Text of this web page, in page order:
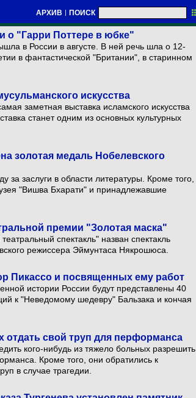
АРХИВ | ПОИСК
о "Гарри Поттере в юбке"
в России в августе. В ней речь шла о 12-
в фантастической "Британии", в старинном
искусства
заметная выставка исламского искусства
станет одним из основных культурных
золотая медаль Нобелевского
за заслуги в области литературы. Кроме того,
"Вишва Бхарати" и принадлежавшие
премии "Золотая маска"
спектакль" назван спектакль
режиссера Эймунтаса Някрошюса.
Пикассо и посвященных ему работ
истории России будут представлены 40
к "Неведомому шедевру" Бальзака и кончая
свой труп для перформанса
кого-нибудь из тяжело больных разрешить
Кроме того, они обратились к
в случае трагедии.